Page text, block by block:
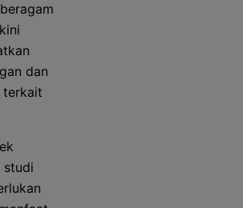
dan
terkait
studi